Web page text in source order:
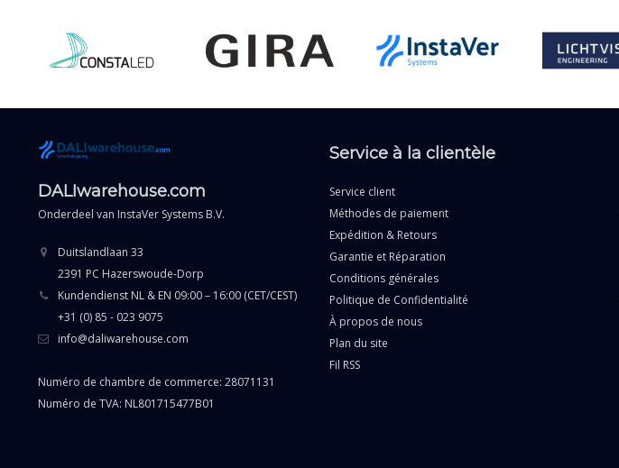
DALIwarehouse.com
Onderdeel van InstaVer Systems B.V.
Duitslandlaan 33
2391 PC Hazerswoude-Dorp
Kundendienst NL & EN 09:00 – 16:00 (CET/CEST)
+31 (0) 85 - 023 9075
info@daliwarehouse.com
Numéro de chambre de commerce: 28071131
Numéro de TVA: NL801715477B01
Service à la clientèle
Service client
Méthodes de paiement
Expédition & Retours
Garantie et Réparation
Conditions générales
Politique de Confidentialité
À propos de nous
Plan du site
Fil RSS